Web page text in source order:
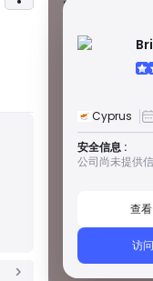
Cyprus
安全信息 :
公司尚未提供信
查
访
安全信息
每个等级
由全球知名监
由受尊敬的区
措施，例如资金
如最低资本要求
来自监管最少
护，例如资金